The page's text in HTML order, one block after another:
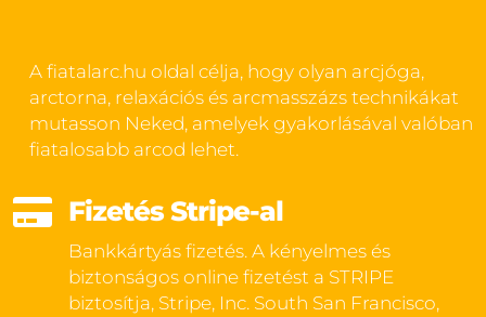
A fiatalarc.hu oldal célja, hogy olyan arcjóga,
arctorna, relaxációs és arcmasszázs technikákat
mutasson Neked, amelyek gyakorlásával valóban
fiatalosabb arcod lehet.
 Fizetés Stripe-al
Bankkártyás fizetés. A kényelmes és
biztonságos online fizetést a STRIPE
biztosítja, Stripe, Inc. South San Francisco,